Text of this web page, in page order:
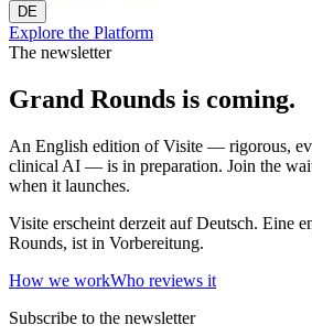
DE
Explore the Platform
The newsletter
Grand Rounds is coming.
An English edition of Visite — rigorous,
clinical AI — is in preparation. Join the
when it launches.
Visite erscheint derzeit auf Deutsch. Eine
Rounds, ist in Vorbereitung.
How we workWho reviews it
Subscribe to the newsletter